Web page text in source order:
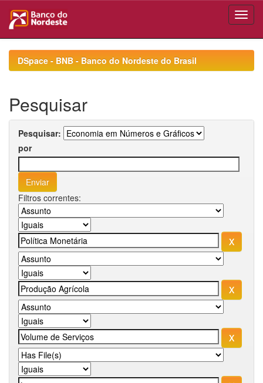
navigationDSpace - BNB - Banco do Nordeste do Brasil
Pesquisar
Pesquisar:
por
Filtros correntes: